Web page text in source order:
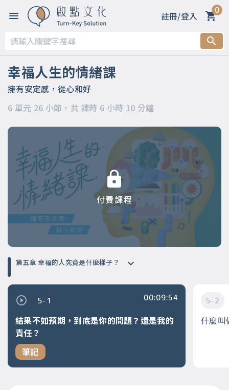
註冊/登入 0
幸福人生的情緒課
擁有安定感，從心和好
6 單元 26 小節，共 課時 6 小時 10 分鐘
付費課程
第一章 幸福看的不是數字，而是素質
第二章 怎樣才算幸福？何謂心智化？
第三章 探索情緒海洋
第四章 到底該拿情緒怎麼辦？
第五章 幸福的人究竟是什麼樣子？
第六章 幸福就是「然後呢？該怎麼辦？」變成「原來如此，我
懂了」
第五章 幸福的人究竟是什麼樣子？
5-1
結果不如預期，到底是你的問題？還是我的
責任？
筆記
00:09:54 5-2
什麼叫